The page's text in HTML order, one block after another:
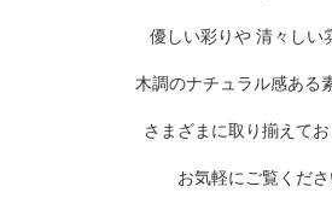
優しい彩りや 清々しい
木調のナチュラル感ある
さまざまに取り揃えてお
お気軽にご覧くださ